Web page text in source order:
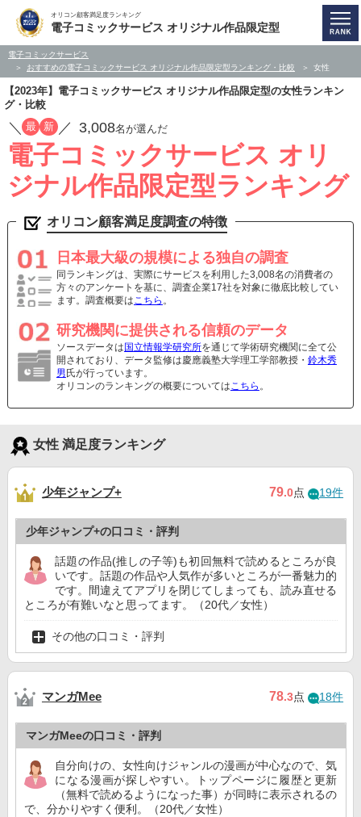
オリコン顧客満足度ランキング
電子コミックサービス オリジナル作品限定型
電子コミックサービス
おすすめの電子コミックサービス オリジナル作品限定型ランキング・比較
女性
【2023年】電子コミックサービス オリジナル作品限定型の女性ランキン
グ・比較
／ 最 新 ／ 3,008名が選んだ
電子コミックサービス オリ
ジナル作品限定型ランキング
オリコン顧客満足度調査の特徴
日本最大級の規模による独自の調査
同ランキングは、実際にサービスを利用した3,008名の消費者の
方々のアンケートを基に、調査企業17社を対象に徹底比較してい
ます。調査概要はこちら 。
研究機関に提供される信頼のデータ
ソースデータは 国立情報学研究所を通じて学術研究機関に全て公
開されており、データ監修は慶應義塾大学理工学部教授・ 鈴木秀
男 氏が行っています。
オリコンのランキングの概要についてはこちら 。
女性 満足度ランキング
少年ジャンプ+ 79.0点 19件
少年ジャンプ+の口コミ・評判
話題の作品(推しの子等)も初回無料で読めるところが良
いです。話題の作品や人気作が多いところが一番魅力的
です。間違えてアプリを閉じてしまっても、読み直せる
ところが有難いなと思ってます。（20代／女性）
その他の口コミ・評判
マンガMee 78.3点 18件
マンガMeeの口コミ・評判
自分向けの、女性向けジャンルの漫画が中心なので、気
になる漫画が探しやすい。トップページに履歴と更新
（無料で読めるようになった事）が同時に表示されるの
で、分かりやすく便利。（20代／女性）